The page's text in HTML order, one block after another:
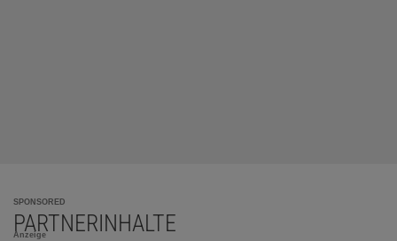
SPONSORED
PARTNERINHALTE
Anzeige